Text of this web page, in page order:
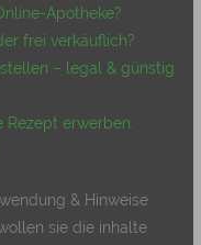
Apotheke?
frei verkäuflich?
– legal & günstig
Rezept erwerben:
& Hinweise
sie die inhalte